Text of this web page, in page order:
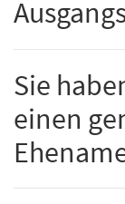
Sie
einen